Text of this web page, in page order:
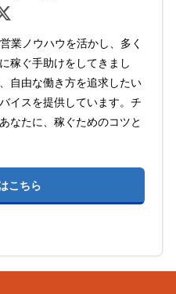
業ノウハウを活かし、多く
稼ぐ手助けをしてきまし
自由な働き方を追求したい
イスを提供しています。チ
なたに、稼ぐためのコツと
こちら